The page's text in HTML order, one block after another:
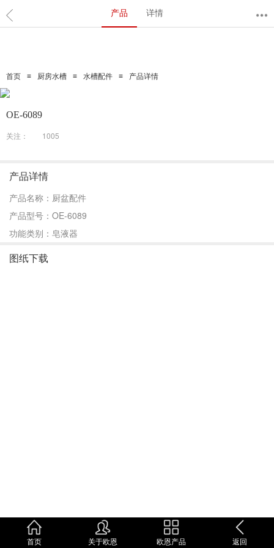
首页 ≡ 厨房水槽 ≡ 水槽配件 ≡ 产品详情
产品 详情
OE-6089
关注：
1005
产品详情
产品名称：厨盆配件
产品型号：OE-6089
功能类别：皂液器
图纸下载
首页 关于欧恩 欧恩产品 返回